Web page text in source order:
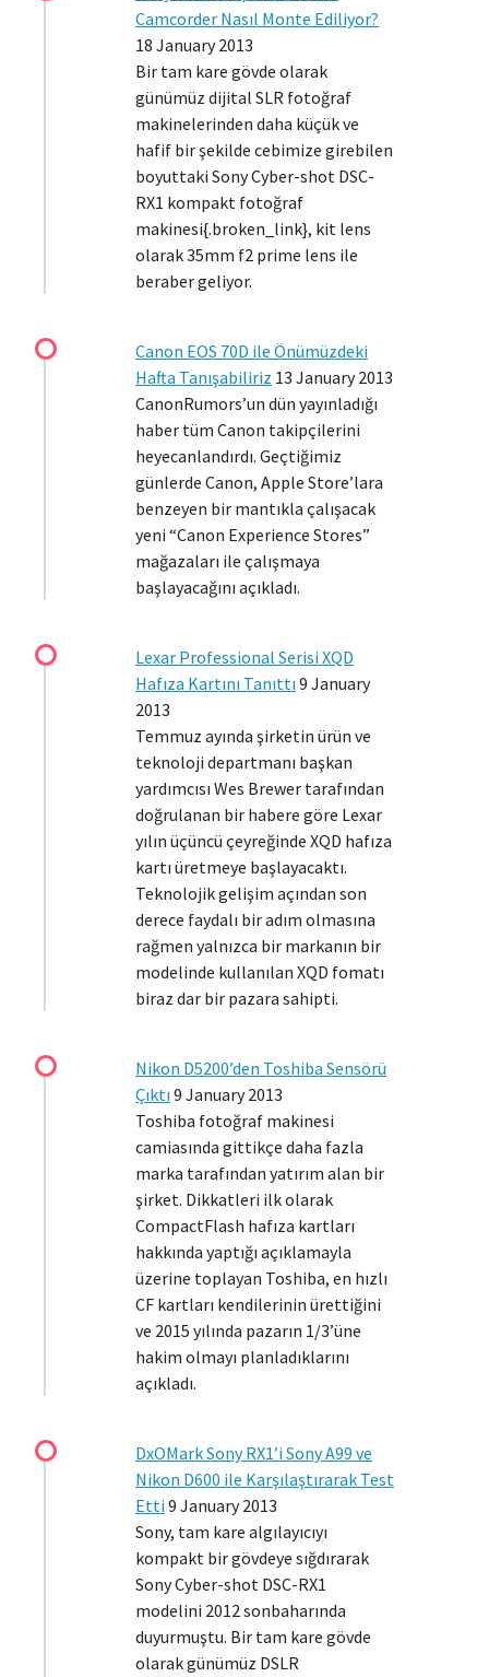
Camcorder Nasıl Monte Ediliyor?
18 January 2013
Bir tam kare gövde olarak
günümüz dijital SLR fotoğraf
makinelerinden daha küçük ve
hafif bir şekilde cebimize girebilen
boyuttaki Sony Cyber-shot DSC-
RX1 kompakt fotoğraf
makinesi{.broken_link}, kit lens
olarak 35mm f2 prime lens ile
beraber geliyor.
Canon EOS 70D ile Önümüzdeki
Hafta Tanışabiliriz 13 January 2013
CanonRumors’un dün yayınladığı
haber tüm Canon takipçilerini
heyecanlandırdı. Geçtiğimiz
günlerde Canon, Apple Store’lara
benzeyen bir mantıkla çalışacak
yeni “Canon Experience Stores”
mağazaları ile çalışmaya
başlayacağını açıkladı.
Lexar Professional Serisi XQD
Hafıza Kartını Tanıttı 9 January
2013
Temmuz ayında şirketin ürün ve
teknoloji departmanı başkan
yardımcısı Wes Brewer tarafından
doğrulanan bir habere göre Lexar
yılın üçüncü çeyreğinde XQD hafıza
kartı üretmeye başlayacaktı.
Teknolojik gelişim açından son
derece faydalı bir adım olmasına
rağmen yalnızca bir markanın bir
modelinde kullanılan XQD fomatı
biraz dar bir pazara sahipti.
Nikon D5200’den Toshiba Sensörü
Çıktı 9 January 2013
Toshiba fotoğraf makinesi
camiasında gittikçe daha fazla
marka tarafından yatırım alan bir
şirket. Dikkatleri ilk olarak
CompactFlash hafıza kartları
hakkında yaptığı açıklamayla
üzerine toplayan Toshiba, en hızlı
CF kartları kendilerinin ürettiğini
ve 2015 yılında pazarın 1/3’üne
hakim olmayı planladıklarını
açıkladı.
DxOMark Sony RX1’i Sony A99 ve
Nikon D600 ile Karşılaştırarak Test
Etti 9 January 2013
Sony, tam kare algılayıcıyı
kompakt bir gövdeye sığdırarak
Sony Cyber-shot DSC-RX1
modelini 2012 sonbaharında
duyurmuştu. Bir tam kare gövde
olarak günümüz DSLR